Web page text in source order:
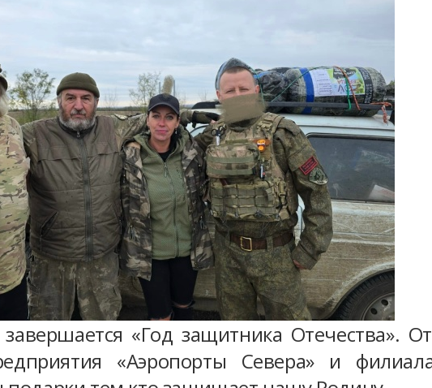
«Год защитника Отечества».
«Аэропорты Севера» и